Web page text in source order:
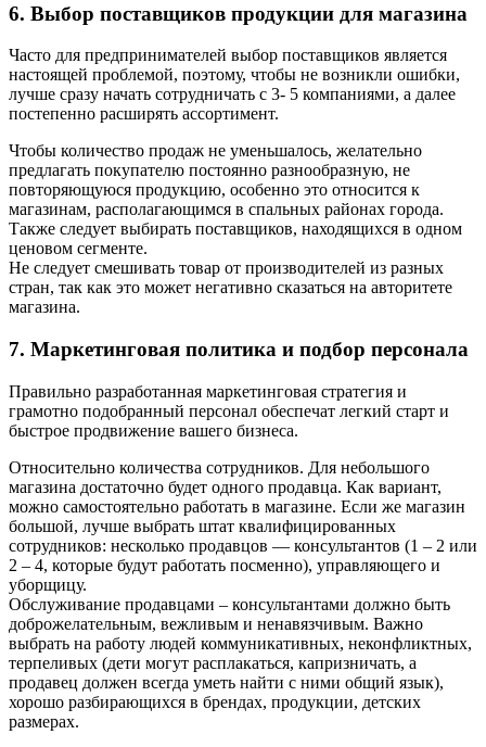
6. Выбор поставщиков продукции для магазина
Часто для предпринимателей выбор поставщиков является
настоящей проблемой, поэтому, чтобы не возникли ошибки,
лучше сразу начать сотрудничать с 3- 5 компаниями, а далее
постепенно расширять ассортимент.
Чтобы количество продаж не уменьшалось, желательно
предлагать покупателю постоянно разнообразную, не
повторяющуюся продукцию, особенно это относится к
магазинам, располагающимся в спальных районах города.
Также следует выбирать поставщиков, находящихся в одном
ценовом сегменте.
Не следует смешивать товар от производителей из разных
стран, так как это может негативно сказаться на авторитете
магазина.
7. Маркетинговая политика и подбор персонала
Правильно разработанная маркетинговая стратегия и
грамотно подобранный персонал обеспечат легкий старт и
быстрое продвижение вашего бизнеса.
Относительно количества сотрудников. Для небольшого
магазина достаточно будет одного продавца. Как вариант,
можно самостоятельно работать в магазине. Если же магазин
большой, лучше выбрать штат квалифицированных
сотрудников: несколько продавцов — консультантов (1 – 2 или
2 – 4, которые будут работать посменно), управляющего и
уборщицу.
Обслуживание продавцами – консультантами должно быть
доброжелательным, вежливым и ненавязчивым. Важно
выбрать на работу людей коммуникативных, неконфликтных,
терпеливых (дети могут расплакаться, капризничать, а
продавец должен всегда уметь найти с ними общий язык),
хорошо разбирающихся в брендах, продукции, детских
размерах.